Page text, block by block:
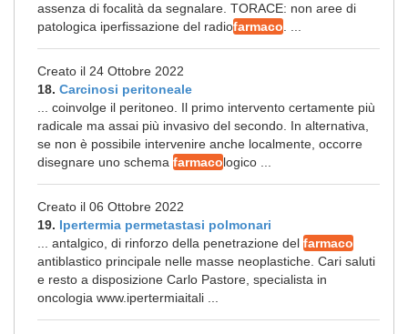
assenza di focalità da segnalare. TORACE: non aree di
patologica iperfissazione del radiofarmaco
Creato il 24 Ottobre 2022
18. Carcinosi peritoneale
... coinvolge il peritoneo. Il primo intervento certamente più
radicale ma assai più invasivo del secondo. In alternativa,
se non è possibile intervenire anche localmente, occorre
disegnare uno schema farmacologico ...
Creato il 06 Ottobre 2022
19. Ipertermia permetastasi polmonari
... antalgico, di rinforzo della penetrazione del farmaco
antiblastico principale nelle masse neoplastiche. Cari saluti
e resto a disposizione Carlo Pastore, specialista in
oncologia www.ipertermiaitali ...